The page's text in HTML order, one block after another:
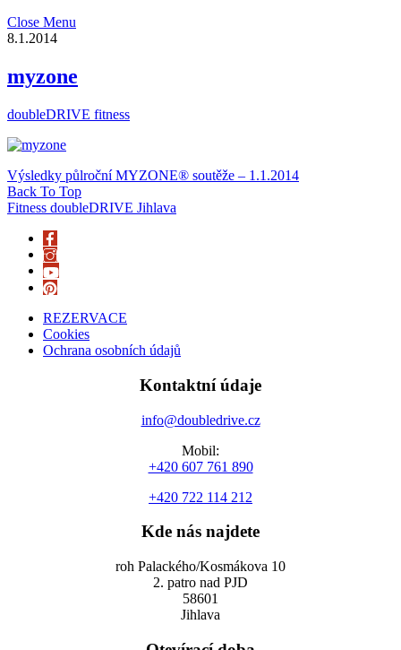
Close Menu
8.1.2014
myzone
doubleDRIVE fitness
Výsledky půlroční MYZONE® soutěže – 1.1.2014
Back To Top
Fitness doubleDRIVE Jihlava
REZERVACE
Cookies
Ochrana osobních údajů
Kontaktní údaje
info@doubledrive.cz
Mobil:
+420 607 761 890
+420 722 114 212
Kde nás najdete
roh Palackého/Kosmákova 10
2. patro nad PJD
58601
Jihlava